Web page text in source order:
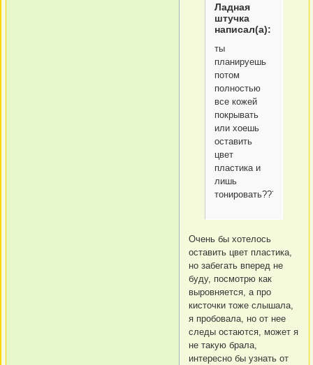
Ладная
штучка
написал(а):
ты
планируешь
потом
полностью
все кожей
покрывать
или хоешь
оставить
цвет
пластика и
лишь
тонировать????????
Очень бы хотелось
оставить цвет пластика,
но забегать вперед не
буду, посмотрю как
выровняется, а про
кисточки тоже слышала,
я пробовала, но от нее
следы остаются, может я
не такую брала,
интересно бы узнать от